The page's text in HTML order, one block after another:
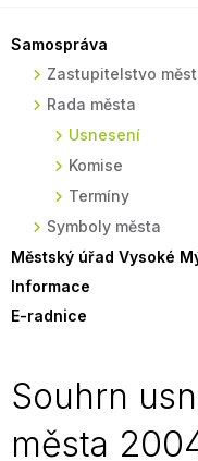
Samospráva
Zastupitelstvo
Rada města
Usnesení
Komise
Termíny
Symboly města
Městský úřad Vysoké
Informace
E-radnice
Souhrn
města